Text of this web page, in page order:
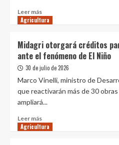
asistencia
técnica
el
agro
Leer más
más
nacional
de
arroz
y
amarillo
duro
en
mayo
Agricultura
Midagri otorgará créditos
ante el fenómeno de El Niño
30 de julio de 2026
Marco Vinelli, ministro de
que reactivarán más de 30
ampliará...
Leer más
más
Agricultura